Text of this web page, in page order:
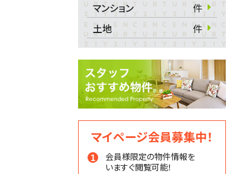
マンション
件
土地
件
マイページ会員募集中！
会員様限定の物件情報を
いますぐ閲覧可能！